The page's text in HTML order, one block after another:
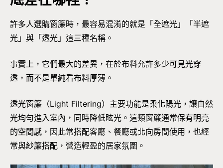
許多人選購窗簾時，最容易混淆的就是「全遮光」「半遮
光」與「透光」這三種名稱。
事實上，它們最大的差異，在於布料允許多少可見光穿
透，而不是單純看布料厚薄。
透光窗簾（Light Filtering）主要功能是柔化陽光，讓自然
光均勻進入室內，同時降低眩光。這類窗簾通常保有明亮
的空間感，因此常搭配客廳、餐廳或北向房間使用，也經
常與紗簾搭配，營造輕盈的居家氛圍。